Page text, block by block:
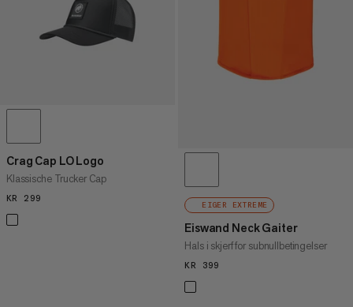
RANGERING
Crag Cap LO Logo
Klassische Trucker Cap
KR 299
EIGER EXTREME
Eiswand Neck Gaiter
Hals i skjerf for subnullbetingelser
KR 399